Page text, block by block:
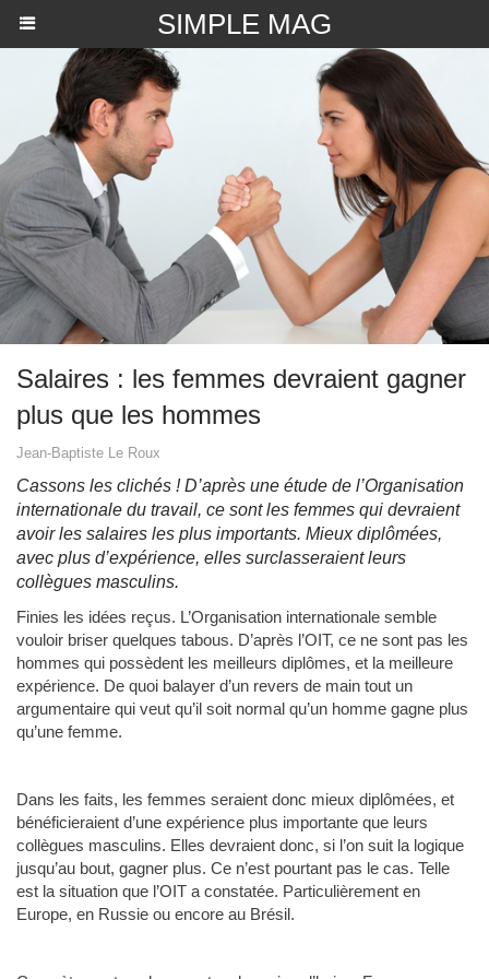
SIMPLE MAG
Salaires : les femmes devraient gagner
plus que les hommes
Jean-Baptiste Le Roux
Cassons les clichés ! D’après une étude de l’Organisation
internationale du travail, ce sont les femmes qui devraient
avoir les salaires les plus importants. Mieux diplômées,
avec plus d’expérience, elles surclasseraient leurs
collègues masculins.
Finies les idées reçus. L’Organisation internationale semble
vouloir briser quelques tabous. D’après l’OIT, ce ne sont pas les
hommes qui possèdent les meilleurs diplômes, et la meilleure
expérience. De quoi balayer d’un revers de main tout un
argumentaire qui veut qu’il soit normal qu’un homme gagne plus
qu’une femme.
Dans les faits, les femmes seraient donc mieux diplômées, et
bénéficieraient d’une expérience plus importante que leurs
collègues masculins. Elles devraient donc, si l’on suit la logique
jusqu’au bout, gagner plus. Ce n’est pourtant pas le cas. Telle
est la situation que l’OIT a constatée. Particulièrement en
Europe, en Russie ou encore au Brésil.